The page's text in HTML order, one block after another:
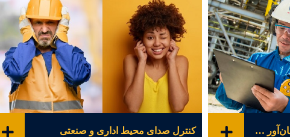
شناسایی و اندازه‌گیری عوامل زیان‌آور محیط کار کنترل صدای محیط اداری و صنعتی